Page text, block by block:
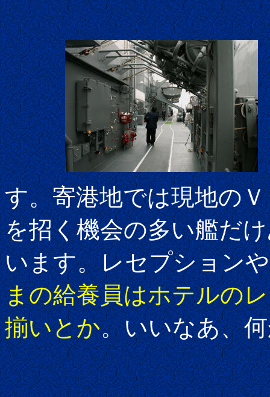
す。寄港地では現地の
を招く機会の多い艦だ
います。レセプション
まの給養員はホテルの
揃いとか。いいなあ、